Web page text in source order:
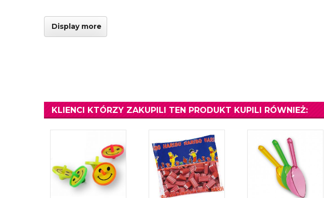
Display more
KLIENCI KTÓRZY ZAKUPILI TEN PRODUKT KUPILI RÓWNIEŻ: